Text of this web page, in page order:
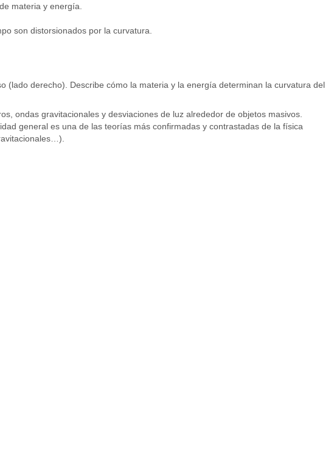
materia y energía.
son distorsionados por la curvatura.
derecho). Describe cómo la materia y la energía determinan la curvatura del
ondas gravitacionales y desviaciones de luz alrededor de objetos masivos.
general es una de las teorías más confirmadas y contrastadas de la física